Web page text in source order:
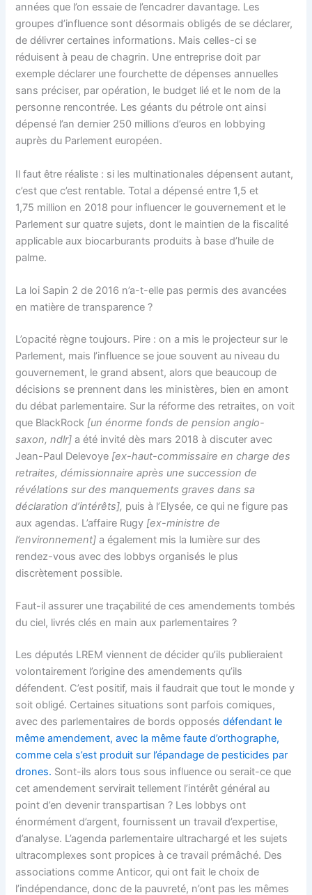
années que l’on essaie de l’encadrer davantage. Les
groupes d’influence sont désormais obligés de se déclarer,
de délivrer certaines informations. Mais celles-ci se
réduisent à peau de chagrin. Une entreprise doit par
exemple déclarer une fourchette de dépenses annuelles
sans préciser, par opération, le budget lié et le nom de la
personne rencontrée. Les géants du pétrole ont ainsi
dépensé l’an dernier 250 millions d’euros en lobbying
auprès du Parlement européen.
Il faut être réaliste : si les multinationales dépensent autant,
c’est que c’est rentable. Total a dépensé entre 1,5 et
1,75 million en 2018 pour influencer le gouvernement et le
Parlement sur quatre sujets, dont le maintien de la fiscalité
applicable aux biocarburants produits à base d’huile de
palme.
La loi Sapin 2 de 2016 n’a-t-elle pas permis des avancées
en matière de transparence ?
L’opacité règne toujours. Pire : on a mis le projecteur sur le
Parlement, mais l’influence se joue souvent au niveau du
gouvernement, le grand absent, alors que beaucoup de
décisions se prennent dans les ministères, bien en amont
du débat parlementaire. Sur la réforme des retraites, on voit
que BlackRock [un énorme fonds de pension anglo-
saxon, ndlr] a été invité dès mars 2018 à discuter avec
Jean-Paul Delevoye [ex-haut-commissaire en charge des
retraites, démissionnaire après une succession de
révélations sur des manquements graves dans sa
déclaration d’intérêts], puis à l’Elysée, ce qui ne figure pas
aux agendas. L’affaire Rugy [ex-ministre de
l’environnement]a également mis la lumière sur des
rendez-vous avec des lobbys organisés le plus
discrètement possible.
Faut-il assurer une traçabilité de ces amendements tombés
du ciel, livrés clés en main aux parlementaires ?
Les députés LREM viennent de décider qu’ils publieraient
volontairement l’origine des amendements qu’ils
défendent. C’est positif, mais il faudrait que tout le monde y
soit obligé. Certaines situations sont parfois comiques,
avec des parlementaires de bords opposésdéfendant le
même amendement, avec la même faute d’orthographe,
comme cela s’est produit sur l’épandage de pesticides par
drones. Sont-ils alors tous sous influence ou serait-ce que
cet amendement servirait tellement l’intérêt général au
point d’en devenir transpartisan ? Les lobbys ont
énormément d’argent, fournissent un travail d’expertise,
d’analyse. L’agenda parlementaire ultrachargé et les sujets
ultracomplexes sont propices à ce travail prémâché. Des
associations comme Anticor, qui ont fait le choix de
l’indépendance, donc de la pauvreté, n’ont pas les mêmes